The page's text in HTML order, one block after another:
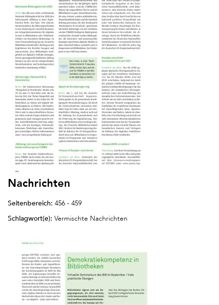
Nachrichten
Seitenbereich: 456 - 459
Schlagwort(e): Vermischte Nachrichten